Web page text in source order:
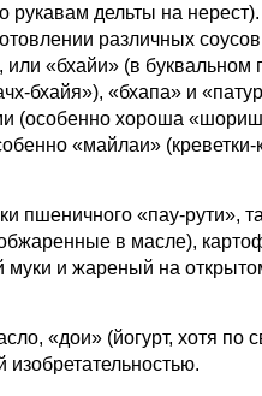
дельты на
различных
«бхайи» (в буквальном
бхайя»), «бхапа» и
(особенно хороша
«майлаи» (креветки-
пшеничного «пау-рути»,
в масле),
муки и жареный на
«дои» (йогурт, хотя по